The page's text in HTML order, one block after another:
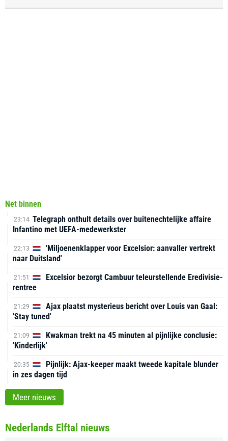
Net binnen
23:14 Telegraph onthult details over buitenechtelijke affaire
Infantino met UEFA-medewerkster
22:13
'Miljoenenklapper voor Excelsior: aanvaller vertrekt
naar Duitsland'
21:51
Excelsior bezorgt Cambuur teleurstellende Eredivisie-
rentree
21:29
Ajax plaatst mysterieus bericht over Louis van Gaal:
'Stay tuned'
21:09
Kwakman trekt na 45 minuten al pijnlijke conclusie:
'Kinderlijk'
20:35
Pijnlijk: Ajax-keeper maakt tweede kapitale blunder
in zes dagen tijd
Meer nieuws
Nederlands Elftal nieuws